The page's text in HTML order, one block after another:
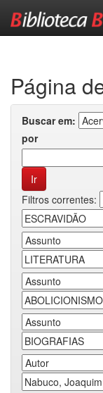
Página
Buscar em:
por
Filtros correntes: